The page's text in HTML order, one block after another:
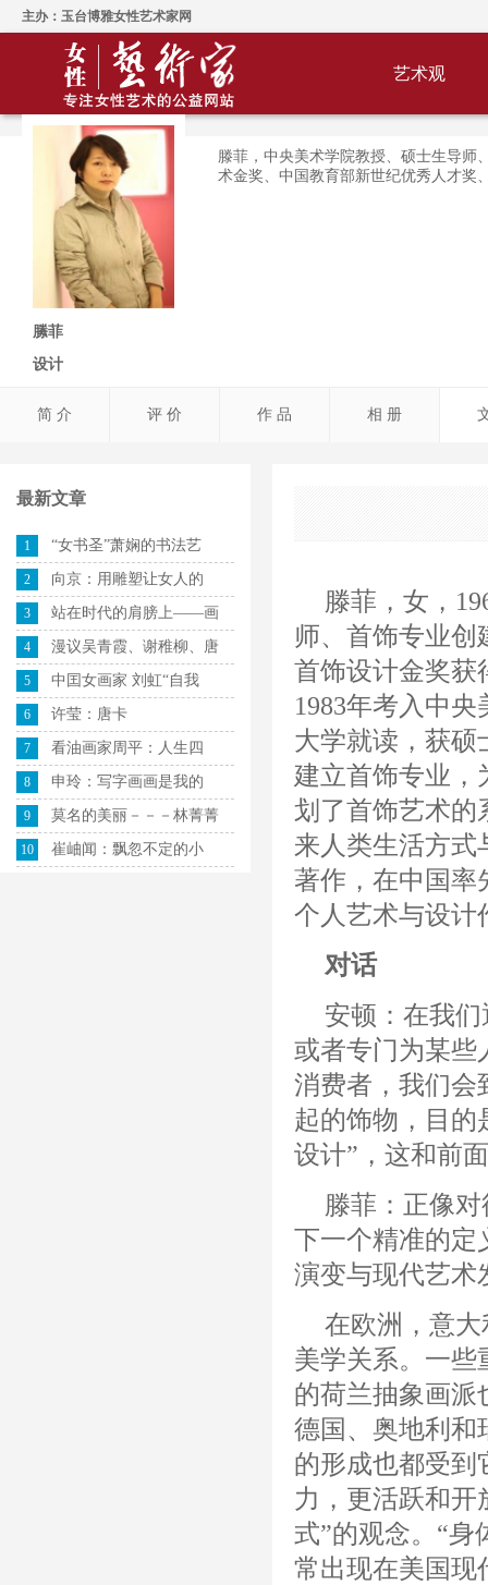
主办：玉台博雅女性艺术家网
艺术观
縢菲
设计
滕菲，中央美术学院教授、硕士生导师
术金奖、中国教育部新世纪优秀人才奖
简 介 评 价 作 品 相 册
最新文章
1 “女书圣”萧娴的书法艺
2 向京：用雕塑让女人的
3 站在时代的肩膀上——画
4 漫议吴青霞、谢稚柳、唐
5 中囯女画家 刘虹“自我
6 许莹：唐卡
7 看油画家周平：人生四
8 申玲：写字画画是我的
9 莫名的美丽－－－林菁菁
10 崔岫闻：飘忽不定的小
滕菲，女，
师、首饰专业
首饰设计金奖获
1983年考入中
大学就读，获硕
建立首饰专业，
划了首饰艺术的
来人类生活方式
著作，在中国率
个人艺术与设计
对话
安顿：在我
或者专门为某些
消费者，我们会
起的饰物，目的
设计”，这和前
滕菲：正像
下一个精准的定
演变与现代艺术
在欧洲，意
美学关系。一些
的荷兰抽象画派
德国、奥地利和
的形成也都受到
力，更活跃和开
式”的观念。“身
常出现在美国现